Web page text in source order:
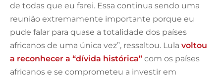
de todas que eu farei. Essa continua sendo uma
reunião extremamente importante porque eu
pude falar para quase a totalidade dos países
africanos de uma única vez”, ressaltou. Lula voltou
a reconhecer a “dívida histórica” com os países
africanos e se comprometeu a investir em